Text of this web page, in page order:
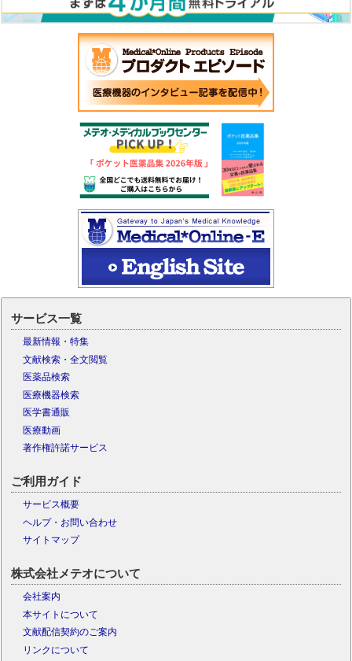
サービス一覧
最新情報・特集
文献検索・全文閲覧
医薬品検索
医療機器検索
医学書通販
医療動画
著作権許諾サービス
ご利用ガイド
サービス概要
ヘルプ・お問い合わせ
サイトマップ
株式会社メテオについて
会社案内
本サイトについて
文献配信契約のご案内
リンクについて